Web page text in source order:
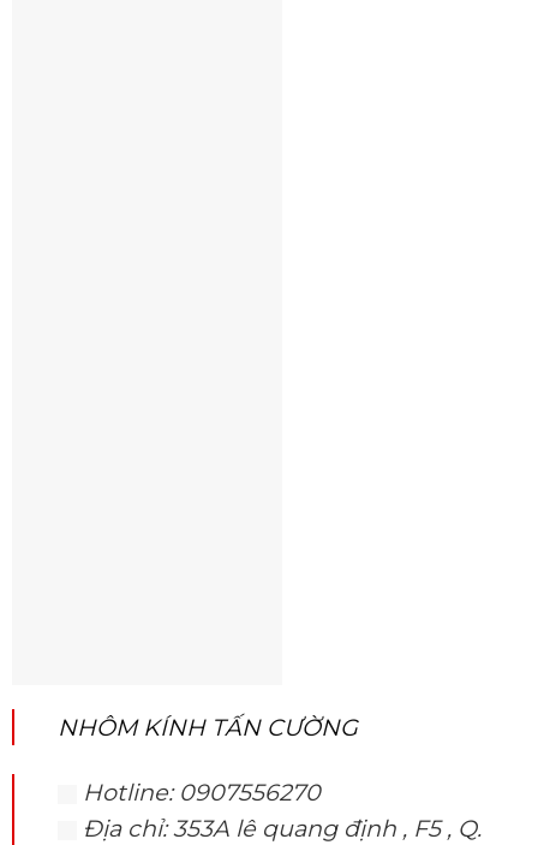
NHÔM KÍNH TẤN CƯỜNG
Hotline: 0907556270
Địa chỉ: 353A lê quang định , F5 , Q.